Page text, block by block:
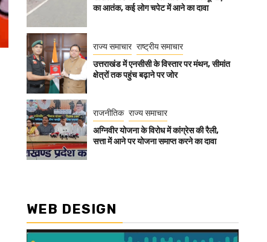
का आतंक, कई लोग चपेट में आने का दावा
राज्य समाचार राष्ट्रीय समाचार
उत्तराखंड में एनसीसी के विस्तार पर मंथन, सीमांत
क्षेत्रों तक पहुंच बढ़ाने पर जोर
राजनीतिक राज्य समाचार
अग्निवीर योजना के विरोध में कांग्रेस की रैली,
सत्ता में आने पर योजना समाप्त करने का दावा
WEB DESIGN